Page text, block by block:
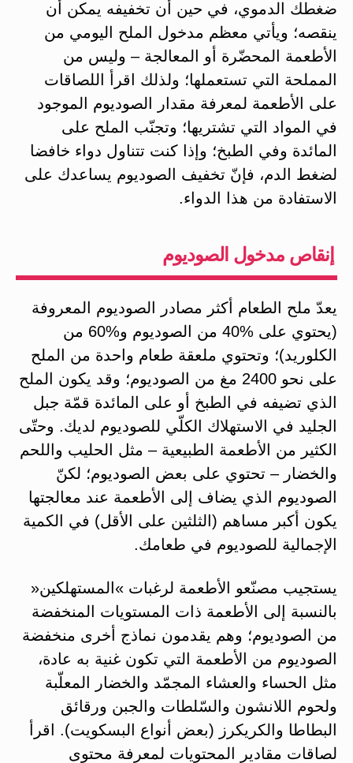
ضغطك الدموي، في حين أن تخفيفه يمكن أن
ينقصه؛ ويأتي معظم مدخول الملح اليومي من
الأطعمة المحضّرة أو المعالجة – وليس من
المملحة التي تستعملها؛ ولذلك اقرأ اللصاقات
على الأطعمة لمعرفة مقدار الصوديوم الموجود
في المواد التي تشتريها؛ وتجنّب الملح على
المائدة وفي الطبخ؛ وإذا كنت تتناول دواء خافضا
لضغط الدم، فإنّ تخفيف الصوديوم يساعدك على
الاستفادة من هذا الدواء.
إنقاص مدخول الصوديوم
يعدّ ملح الطعام أكثر مصادر الصوديوم المعروفة
(يحتوي على %40 من الصوديوم و%60 من
الكلوريد)؛ وتحتوي ملعقة طعام واحدة من الملح
على نحو 2400 مغ من الصوديوم؛ وقد يكون الملح
الذي تضيفه في الطبخ أو على المائدة قمّة جبل
الجليد في الاستهلاك الكلّي للصوديوم لديك. وحتّى
الكثير من الأطعمة الطبيعية – مثل الحليب واللحم
والخضار – تحتوي على بعض الصوديوم؛ لكنّ
الصوديوم الذي يضاف إلى الأطعمة عند معالجتها
يكون أكبر مساهم (الثلثين على الأقل) في الكمية
الإجمالية للصوديوم في طعامك.
يستجيب مصنّعو الأطعمة لرغبات »المستهلكين«
بالنسبة إلى الأطعمة ذات المستويات المنخفضة
من الصوديوم؛ وهم يقدمون نماذج أخرى منخفضة
الصوديوم من الأطعمة التي تكون غنية به عادة،
مثل الحساء والعشاء المجمّد والخضار المعلّبة
ولحوم اللانشون والسّلطات والجبن ورقائق
البطاطا والكريكرز (بعض أنواع البسكويت). اقرأ
لصاقات مقادير المحتويات لمعرفة محتوى